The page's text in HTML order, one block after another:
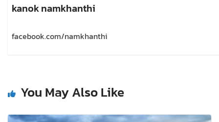
kanok namkhanthi
facebook.com/namkhanthi
You May Also Like